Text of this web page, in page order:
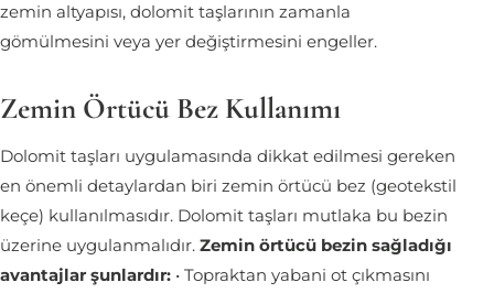
zemin altyapısı, dolomit taşlarının zamanla
gömülmesini veya yer değiştirmesini engeller.
Zemin Örtücü Bez Kullanımı
Dolomit taşları uygulamasında dikkat edilmesi gereken
en önemli detaylardan biri zemin örtücü bez (geotekstil
keçe) kullanılmasıdır. Dolomit taşları mutlaka bu bezin
üzerine uygulanmalıdır. Zemin örtücü bezin sağladığı
avantajlar şunlardır: • Topraktan yabani ot çıkmasını